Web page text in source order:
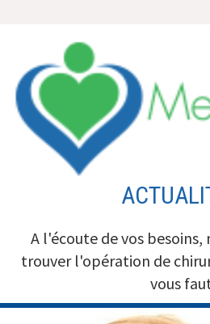
contenu
A l'écoute de vos besoins,
trouver l'opération de
vous